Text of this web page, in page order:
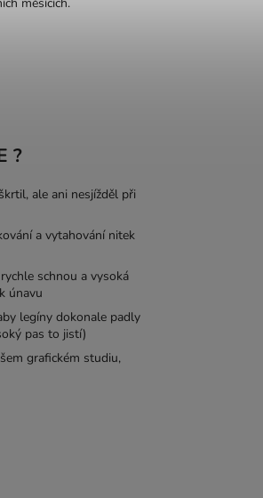
?
ale ani nesjížděl při
a vytahování nitek
schnou a vysoká
únavu
legíny dokonale padly
pas to jistí)
grafickém studiu,